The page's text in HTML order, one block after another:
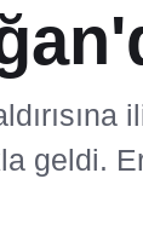
geldi.